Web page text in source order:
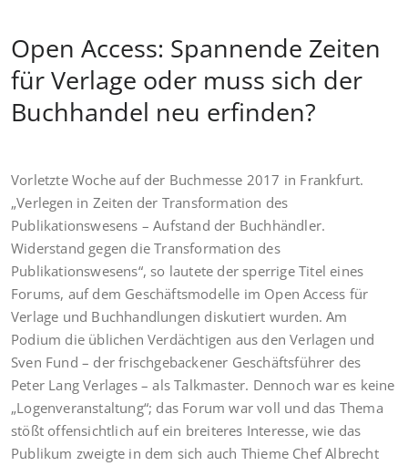
Open Access: Spannende Zeiten
für Verlage oder muss sich der
Buchhandel neu erfinden?
Vorletzte Woche auf der Buchmesse 2017 in Frankfurt.
„Verlegen in Zeiten der Transformation des
Publikationswesens – Aufstand der Buchhändler.
Widerstand gegen die Transformation des
Publikationswesens“, so lautete der sperrige Titel eines
Forums, auf dem Geschäftsmodelle im Open Access für
Verlage und Buchhandlungen diskutiert wurden. Am
Podium die üblichen Verdächtigen aus den Verlagen und
Sven Fund – der frischgebackener Geschäftsführer des
Peter Lang Verlages – als Talkmaster. Dennoch war es keine
„Logenveranstaltung“; das Forum war voll und das Thema
stößt offensichtlich auf ein breiteres Interesse, wie das
Publikum zweigte in dem sich auch Thieme Chef Albrecht